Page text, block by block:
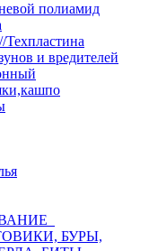
полиамид
Техпластина
и вредителей
БУРЫ,